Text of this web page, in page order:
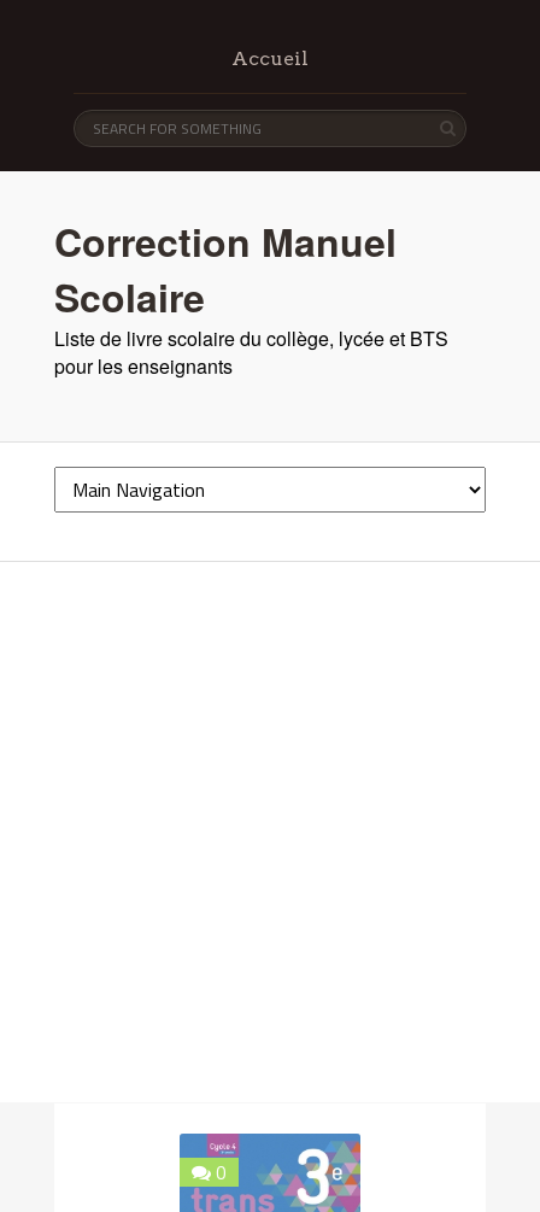
Accueil
Correction Manuel
Scolaire
Liste de livre scolaire du collège, lycée et BTS
pour les enseignants
0